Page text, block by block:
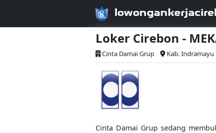
Loker Cirebon -
Cinta Damai Grup Kab. Indramayu
Cinta Damai Grup sedang